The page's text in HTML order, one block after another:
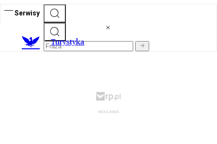
Serwisy
Turystyka